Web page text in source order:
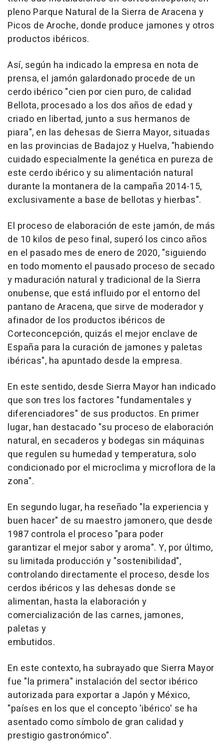
pleno Parque Natural de la Sierra de Aracena y
Picos de Aroche, donde produce jamones y otros
productos ibéricos.
Así, según ha indicado la empresa en nota de
prensa, el jamón galardonado procede de un
cerdo ibérico "cien por cien puro, de calidad
Bellota, procesado a los dos años de edad y
criado en libertad, junto a sus hermanos de
piara", en las dehesas de Sierra Mayor, situadas
en las provincias de Badajoz y Huelva, "habiendo
cuidado especialmente la genética en pureza de
este cerdo ibérico y su alimentación natural
durante la montanera de la campaña 2014-15,
exclusivamente a base de bellotas y hierbas".
El proceso de elaboración de este jamón, de más
de 10 kilos de peso final, superó los cinco años
en el pasado mes de enero de 2020, "siguiendo
en todo momento el pausado proceso de secado
y maduración natural y tradicional de la Sierra
onubense, que está influido por el entorno del
pantano de Aracena, que sirve de moderador y
afinador de los productos ibéricos de
Corteconcepción, quizás el mejor enclave de
España para la curación de jamones y paletas
ibéricas", ha apuntado desde la empresa.
En este sentido, desde Sierra Mayor han indicado
que son tres los factores "fundamentales y
diferenciadores" de sus productos. En primer
lugar, han destacado "su proceso de elaboración
natural, en secaderos y bodegas sin máquinas
que regulen su humedad y temperatura, solo
condicionado por el microclima y microflora de la
zona".
En segundo lugar, ha reseñado "la experiencia y
buen hacer" de su maestro jamonero, que desde
1987 controla el proceso "para poder
garantizar el mejor sabor y aroma". Y, por último,
su limitada producción y "sostenibilidad",
controlando directamente el proceso, desde los
cerdos ibéricos y las dehesas donde se
alimentan, hasta la elaboración y
comercialización de las carnes, jamones,
paletas y
embutidos.
En este contexto, ha subrayado que Sierra Mayor
fue "la primera" instalación del sector ibérico
autorizada para exportar a Japón y México,
"países en los que el concepto 'ibérico' se ha
asentado como símbolo de gran calidad y
prestigio gastronómico".